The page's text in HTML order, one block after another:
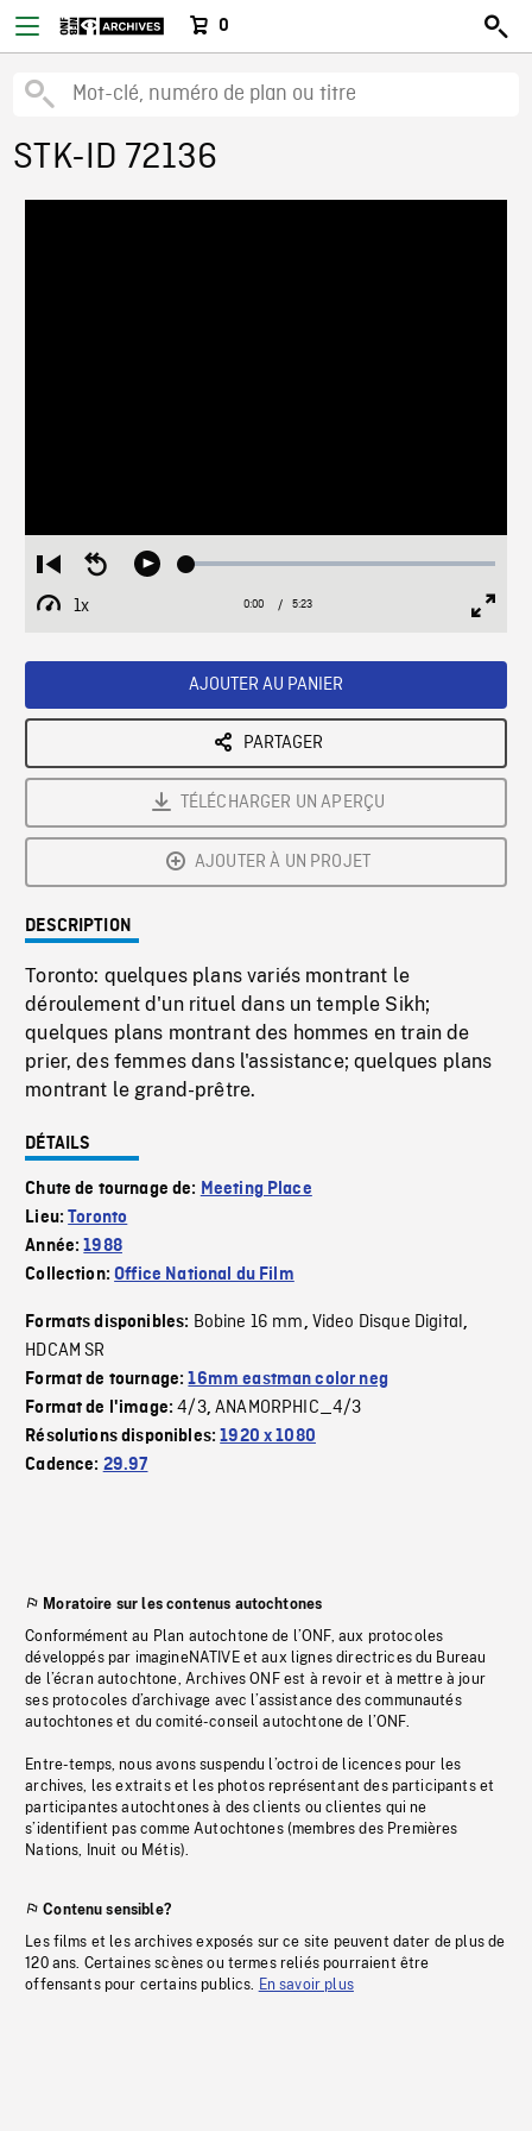
0
STK-ID 72136
Restart
from
beginning
Seek
Play Loaded:
1x
Playback
Current
0:00 / Duration
5:23
AJOUTER AU PANIER
PARTAGER
TÉLÉCHARGER UN APERÇU
AJOUTER À UN PROJET
DESCRIPTION
Toronto: quelques plans variés montrant le
déroulement d'un rituel dans un temple Sikh;
quelques plans montrant des hommes en train de
prier, des femmes dans l'assistance; quelques plans
montrant le grand-prêtre.
DÉTAILS
Chute de tournage de: Meeting Place
Lieu:Toronto
Année:1988
Collection:Office National du Film
Formats disponibles: Bobine 16 mm, Video Disque Digital,
HDCAM SR
Format de tournage:16mm eastman color neg
Format de l'image:4/3,ANAMORPHIC_4/3
Résolutions disponibles:1920 x 1080
Cadence: 29.97
Moratoire sur les contenus autochtones
Conformément au Plan autochtone de l’ONF, aux protocoles
développés par imagineNATIVE et aux lignes directrices du Bureau
de l’écran autochtone, Archives ONF est à revoir et à mettre à jour
ses protocoles d’archivage avec l’assistance des communautés
autochtones et du comité-conseil autochtone de l’ONF.
Entre-temps, nous avons suspendu l’octroi de licences pour les
archives, les extraits et les photos représentant des participants et
participantes autochtones à des clients ou clientes qui ne
s’identifient pas comme Autochtones (membres des Premières
Nations, Inuit ou Métis).
Contenu sensible?
Les films et les archives exposés sur ce site peuvent dater de plus de
120 ans. Certaines scènes ou termes reliés pourraient être
offensants pour certains publics. En savoir plus